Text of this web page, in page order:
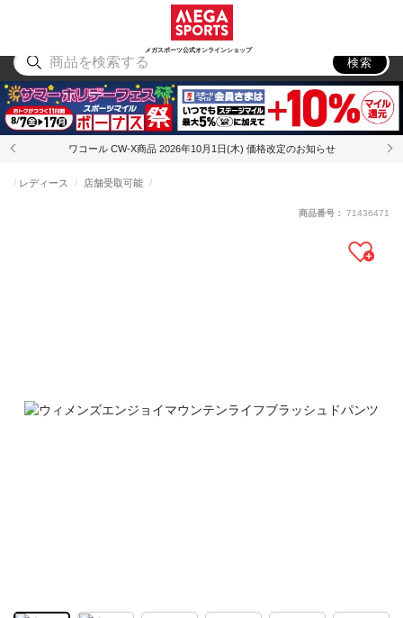
メガスポーツ公式オンラインショップ
アウトドア
検索
ワコール CW-X商品 2026年10月1日(木) 価格改定のお知らせ
レディース 店舗受取可能
商品番号： 71436471